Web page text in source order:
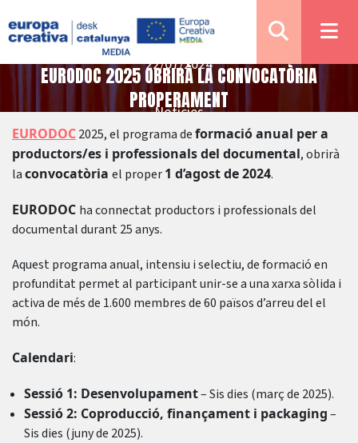
Notícies
EURODOC 2025 OBRIRÀ LA CONVOCATÒRIA
PROPERAMENT
22/07/2024
EURODOC2025, el programa deformació anual per a
productors/es i professionals del documental, obrirà
laconvocatòria el proper1 d’agost de 2024.
EURODOC ha connectat productors i professionals del
documental durant 25 anys.
Aquest programa anual, intensiu i selectiu, de formació en
profunditat permet al participant unir-se a una xarxa sòlida i
activa de més de 1.600 membres de 60 països d’arreu del el
món.
Calendari:
Sessió 1: Desenvolupament– Sis dies (març de 2025).
Sessió 2: Coproducció, finançament i packaging–
Sis dies (juny de 2025).